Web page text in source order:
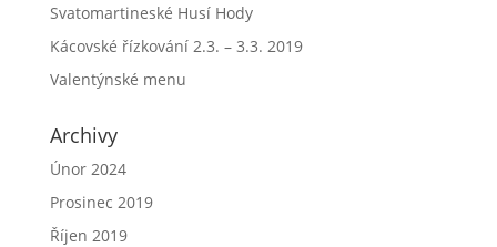
Svatomartineské Husí Hody
Kácovské řízkování 2.3. – 3.3. 2019
Valentýnské menu
Archivy
Únor 2024
Prosinec 2019
Říjen 2019